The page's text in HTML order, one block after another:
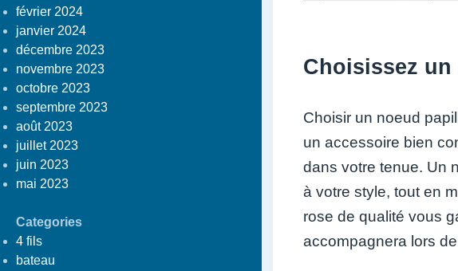
février 2024
janvier 2024
décembre 2023
novembre 2023
octobre 2023
septembre 2023
août 2023
juillet 2023
juin 2023
mai 2023
Categories
4 fils
bateau
Choisissez
Choisir un noeud
un accessoire bien
dans votre tenue. Un
à votre style, tout en
rose de qualité vous
accompagnera lors